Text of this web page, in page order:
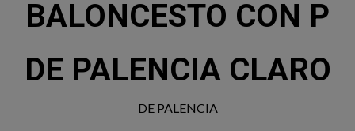
BALONCESTO CON P
DE PALENCIA CLARO
DE PALENCIA